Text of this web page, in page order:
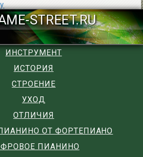
GAME-
ИНСТРУМЕНТ
ИСТОРИЯ
СТРОЕНИЕ
УХОД
ОТЛИЧИЯ
ОТ ФОРТЕПИАНО
ПИАНИНО